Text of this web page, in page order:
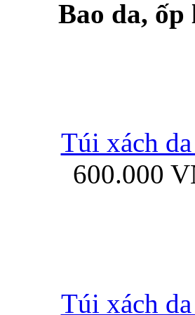
Ốp lưng silicon
Ốp lưng Samsung
Bao da,
Túi xách
600.000
Túi xách